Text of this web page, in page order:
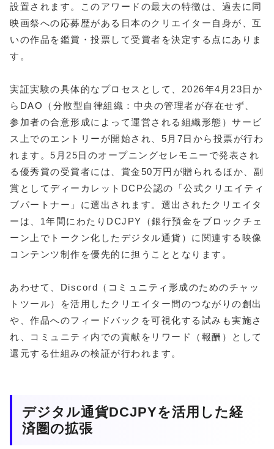
設置されます。このアワードの最大の特徴は、過去に同
映画祭への応募歴がある日本のクリエイター自身が、互
いの作品を鑑賞・投票して受賞者を決定する点にありま
す。
実証実験の具体的なプロセスとして、2026年4月23日か
らDAO（分散型自律組織：中央の管理者が存在せず、
参加者の合意形成によって運営される組織形態）サービ
ス上でのエントリーが開始され、5月7日から投票が行わ
れます。5月25日のオープニングセレモニーで発表され
る優秀賞の受賞者には、賞金50万円が贈られるほか、副
賞としてディーカレットDCP公認の「公式クリエイティ
ブパートナー」に選出されます。選出されたクリエイタ
ーは、1年間にわたりDCJPY（銀行預金をブロックチェ
ーン上でトークン化したデジタル通貨）に関連する映像
コンテンツ制作を優先的に担うこととなります。
あわせて、Discord（コミュニティ形成のためのチャッ
トツール）を活用したクリエイター間のつながりの創出
や、作品へのフィードバックを可視化する試みも実施さ
れ、コミュニティ内での貢献をリワード（報酬）として
還元する仕組みの検証が行われます。
デジタル通貨DCJPYを活用した経
済圏の拡張